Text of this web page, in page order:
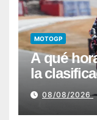
MOTOGP
A qué
la
Silverstone
08/08/2026